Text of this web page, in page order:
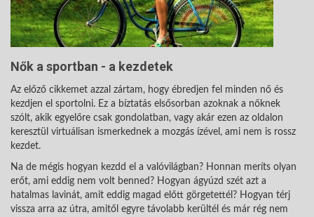
Nők a sportban - a kezdetek
Az előző cikkemet azzal zártam, hogy ébredjen fel minden nő és
kezdjen el sportolni. Ez a bíztatás elsősorban azoknak a nőknek
szólt, akik egyelőre csak gondolatban, vagy akár ezen az oldalon
keresztül virtuálisan ismerkednek a mozgás ízével, ami nem is rossz
kezdet.
Na de mégis hogyan kezdd el a valóvilágban? Honnan meríts olyan
erőt, ami eddig nem volt benned? Hogyan ágyúzd szét azt a
hatalmas lavinát, amit eddig magad előtt görgetettél? Hogyan térj
vissza arra az útra, amitől egyre távolabb kerültél és már rég nem